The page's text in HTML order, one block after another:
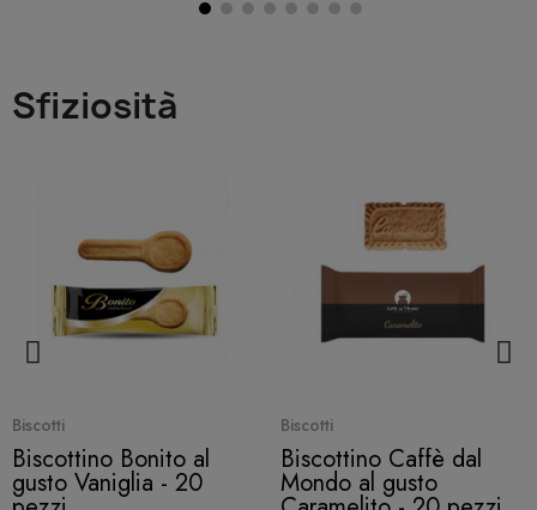
Sfiziosità
Biscotti
Biscottino Bonito al
gusto Vaniglia - 20
Biscotti
Biscottino Caffè dal
Mondo al gusto